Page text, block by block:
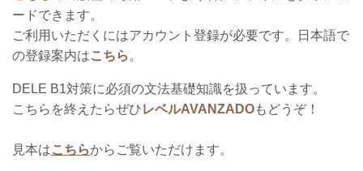
ードできます。
ご利用いただくにはアカウント登録が必要です。
日本語で
の登録案内はこちら 。
DELE B1対策に必須の文法基礎知識を扱っています。
こちらを終えたらぜひレベルAVANZADOもどうぞ！
見本はこちらからご覧いただけます。